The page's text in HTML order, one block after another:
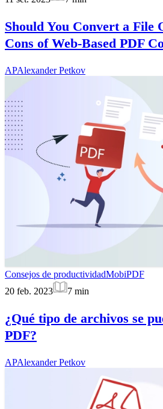
Should You Convert a File
Cons of Web-Based PDF
APAlexander Petkov
Consejos de productividadMobiPDF
20 feb. 2023
7 min
¿Qué tipo de archivos se
PDF?
APAlexander Petkov